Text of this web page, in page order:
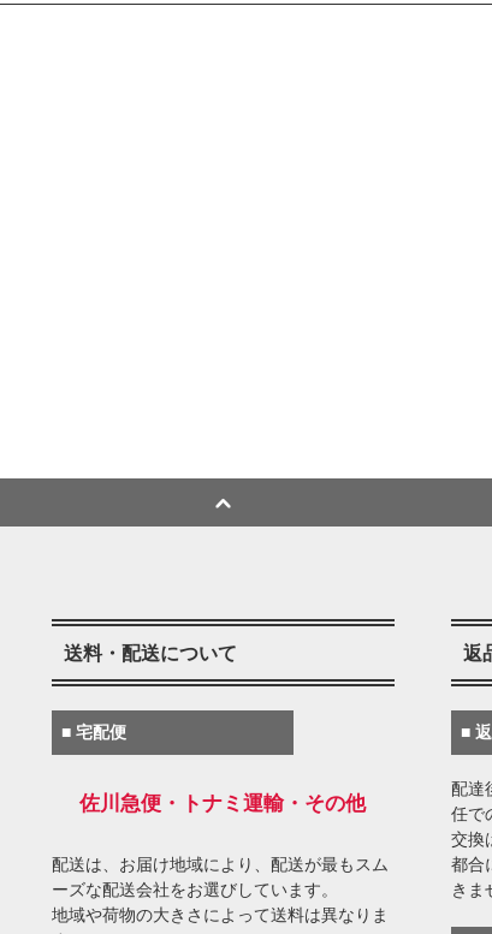
送料・配送について
■ 宅配便
佐川急便・トナミ運輸・その他
配送は、お届け地域により、配送が最もスム
ーズな配送会社をお選びしています。
地域や荷物の大きさによって送料は異なりま
返
■
配達
任で
交換
都合
きま